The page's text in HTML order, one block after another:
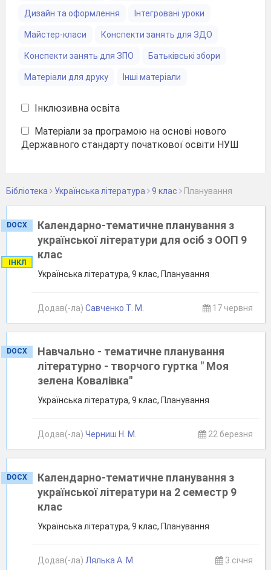
Дизайн та оформлення Інтегровані уроки
Майстер-класи Конспекти занять для ЗДО
Конспекти занять для ЗПО Батьківські збори
Матеріали для друку Інші матеріали
Інклюзивна освіта
Матеріали за програмою на основі нового
Державного стандарту початкової освіти НУШ
Бібліотека Українська література 9 клас Планування
DOCX
ІНКЛ
Календарно-тематичне планування з
української літератури для осіб з ООП 9
клас
Українська література, 9 клас, Планування
Додав(-ла) Савченко Т. М. 17 червня
DOCX
Навчально - тематичне планування
літературно - творчого гуртка " Моя
зелена Ковалівка"
Українська література, 9 клас, Планування
Додав(-ла) Черниш Н. М. 22 березня
DOCX
Календарно-тематичне планування з
української літератури на 2 семестр 9
клас
Українська література, 9 клас, Планування
Додав(-ла) Лялька А. М. 3 січня